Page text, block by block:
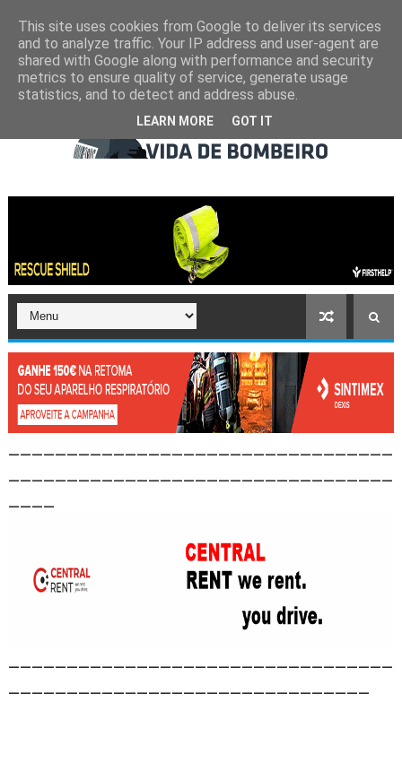
This site uses cookies from Google to deliver its services
and to analyze traffic. Your IP address and user-agent are
shared with Google along with performance and security
metrics to ensure quality of service, generate usage
statistics, and to detect and address abuse.
LEARN MORE GOT IT